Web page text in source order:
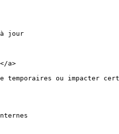
jour
a>
ou impacter